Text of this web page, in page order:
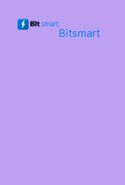
conținut
Bitsmart